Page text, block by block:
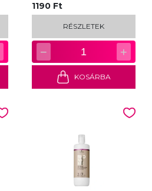
1190 Ft
RÉSZLETEK
− 1 +
KOSÁRBA